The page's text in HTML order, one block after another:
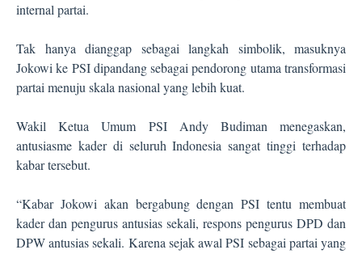
internal partai.
Tak hanya dianggap sebagai langkah simbolik, masuknya
Jokowi ke PSI dipandang sebagai pendorong utama transformasi
partai menuju skala nasional yang lebih kuat.
Wakil Ketua Umum PSI Andy Budiman menegaskan,
antusiasme kader di seluruh Indonesia sangat tinggi terhadap
kabar tersebut.
“Kabar Jokowi akan bergabung dengan PSI tentu membuat
kader dan pengurus antusias sekali, respons pengurus DPD dan
DPW antusias sekali. Karena sejak awal PSI sebagai partai yang